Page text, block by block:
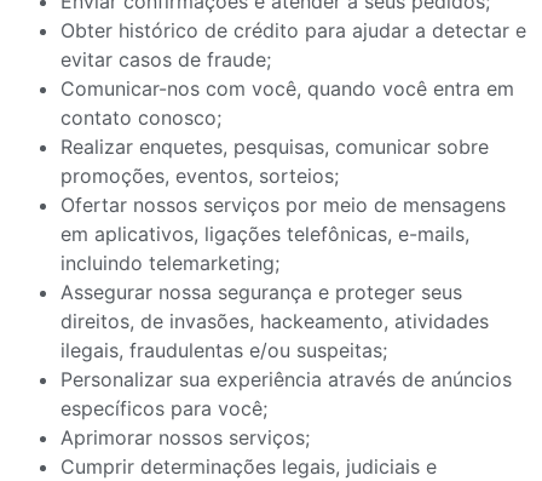
Obter histórico de crédito para ajudar a detectar e
evitar casos de fraude;
Comunicar-nos com você, quando você entra em
contato conosco;
Realizar enquetes, pesquisas, comunicar sobre
promoções, eventos, sorteios;
Ofertar nossos serviços por meio de mensagens
em aplicativos, ligações telefônicas, e-mails,
incluindo telemarketing;
Assegurar nossa segurança e proteger seus
direitos, de invasões, hackeamento, atividades
ilegais, fraudulentas e/ou suspeitas;
Personalizar sua experiência através de anúncios
específicos para você;
Aprimorar nossos serviços;
Cumprir determinações legais, judiciais e